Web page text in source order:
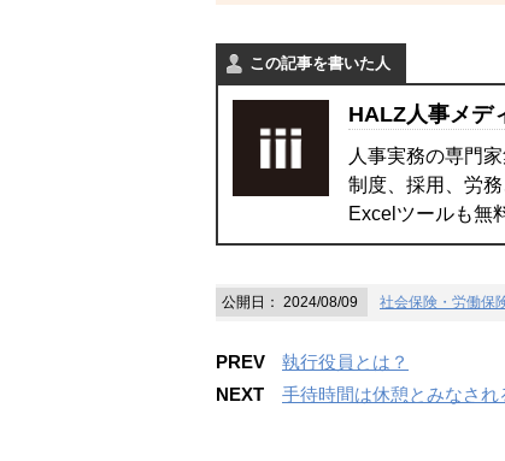
この記事を書いた人
HALZ人事メデ
人事実務の専門
制度、採用、労
Excelツールも無
公開日： 2024/08/09 社会保険・労働保
PREV
執行役員とは？
NEXT
手待時間は休憩とみなされ